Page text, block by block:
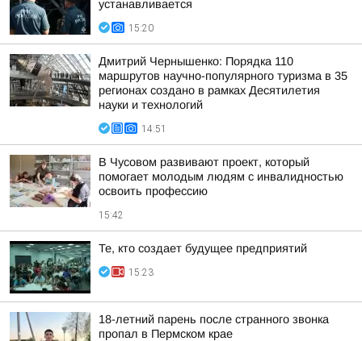
устанавливается
15:20
Дмитрий Чернышенко: Порядка 110
маршрутов научно-популярного туризма в 35
регионах создано в рамках Десятилетия
науки и технологий
14:51
В Чусовом развивают проект, который
помогает молодым людям с инвалидностью
освоить профессию
15:42
Те, кто создает будущее предприятий
15:23
18-летний парень после странного звонка
пропал в Пермском крае